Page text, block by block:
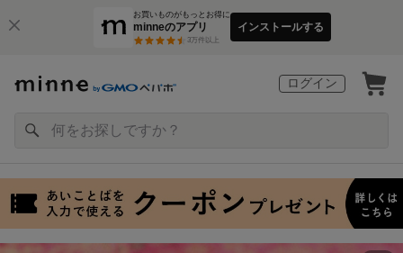
お買いものがもっとお得に
minneのアプリ
3万件以上
インストールする
ログイン